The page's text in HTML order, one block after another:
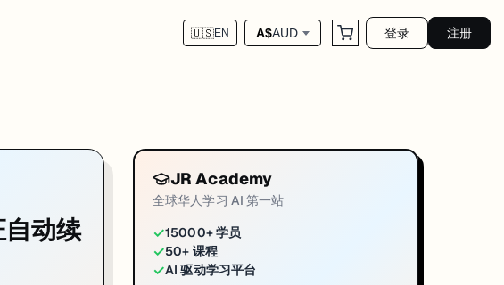
🇺🇸EN A$AUD 登录 注册
式退出历史舞台。
Developer Associate」，3 月 31 日开放培训课程，Beta 考试 4 月开放报名，
排 ：Azure AI Foundry 模型部署、多步推理 Agent 设计、生产环境 RAG 架构，以及
省去半年后再考一次的成本。Beta 报名入口在 Microsoft Learn 的 AI-103 认证页面，
动续
JR Academy
全球华人学习 AI 第一站
✓15000+ 学员
✓50+ 课程
✓AI 驱动学习平台